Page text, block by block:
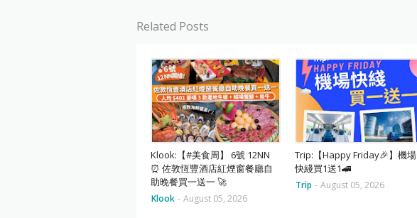
Related Posts
Klook:【#美食周】 6號 12NN
⏰ 佐敦恆豐酒店紅煙窗餐廳自
助晚餐買一送一 🚀
Klook - August 05, 2026
Trip:【Happy Friday🎉】機場
快綫買1送1🚄
Trip - August 05, 2026